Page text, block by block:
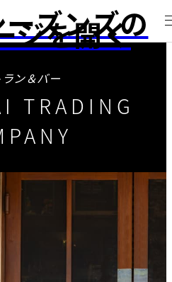
ズンズの
ジを開く
ン＆バー
TRADING